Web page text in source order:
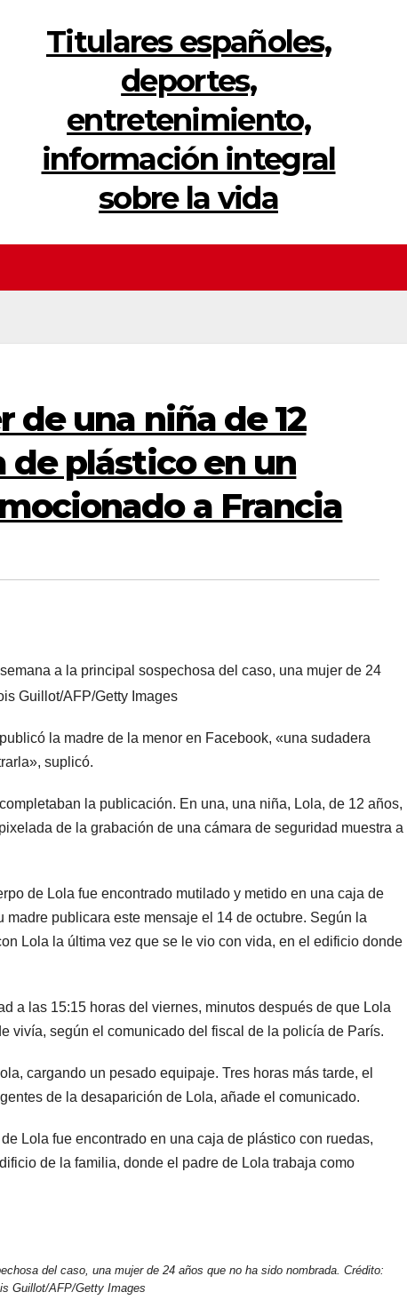
Titulares españoles,
deportes,
entretenimiento,
información integral
sobre la vida
de una niña de 12
de plástico en un
a Francia
a la principal sospechosa del caso, una mujer de 24
Guillot/AFP/Getty Images
la madre de la menor en Facebook, «una sudadera
suplicó.
la publicación. En una, una niña, Lola, de 12 años,
de la grabación de una cámara de seguridad muestra a
de Lola fue encontrado mutilado y metido en una caja de
publicara este mensaje el 14 de octubre. Según la
Lola la última vez que se le vio con vida, en el edificio donde
a las 15:15 horas del viernes, minutos después de que Lola
vivía, según el comunicado del fiscal de la policía de París.
cargando un pesado equipaje. Tres horas más tarde, el
de la desaparición de Lola, añade el comunicado.
Lola fue encontrado en una caja de plástico con ruedas,
de la familia, donde el padre de Lola trabaja como
del caso, una mujer de 24 años que no ha sido nombrada. Crédito:
Guillot/AFP/Getty Images